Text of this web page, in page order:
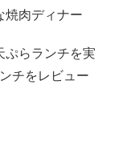
焼肉ディナー
ぷらランチを実
チをレビュー